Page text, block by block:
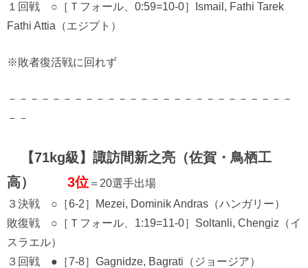
１回戦 ○［Ｔフォール、0:59=10-0］Ismail, Fathi Tarek
Fathi Attia（エジプト）
※敗者復活戦に回れず
－－－－－－－－－－－－－－－－－－－－－－－－－－
－－
【71kg級】諏訪間新之亮（佐賀・鳥栖工
高）
3位 ＝20選手出場
３決戦 ○［6-2］Mezei, Dominik Andras（ハンガリー）
敗復戦 ○［Ｔフォール、1:19=11-0］Soltanli, Chengiz（イ
スラエル）
３回戦 ●［7-8］Gagnidze, Bagrati（ジョージア）